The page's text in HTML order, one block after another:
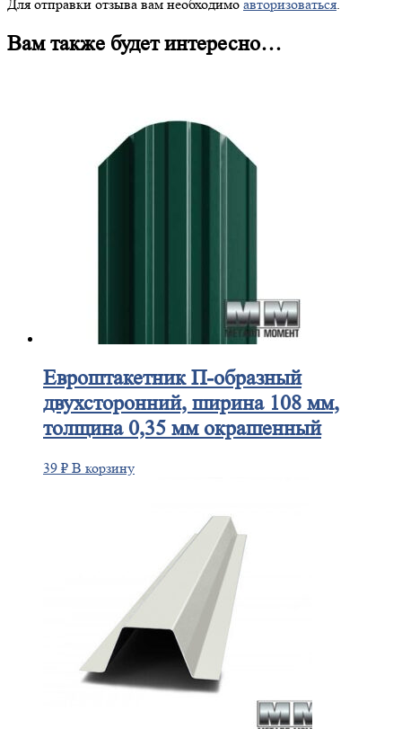
Для отправки отзыва вам необходимо авторизоваться
Вам также будет интересно…
ЕвроштакетникП-образный
двухсторонний, ширина 108 мм,
толщина 0,35 мм окрашенный
39 ₽ В корзину